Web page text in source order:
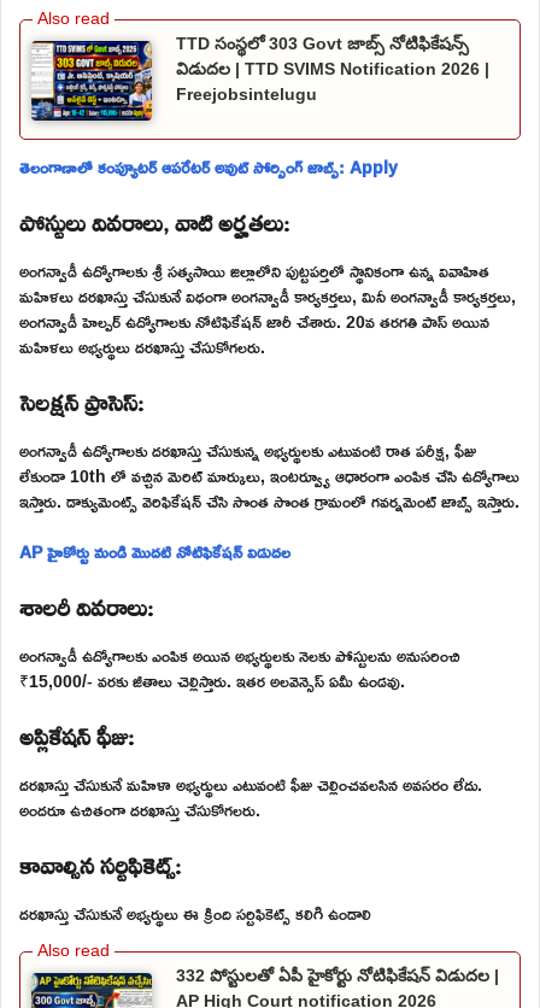
TTD సంస్థలో 303 Govt జాబ్స్ నోటిఫికేషన్స్
విడుదల | TTD SVIMS Notification 2026 |
Freejobsintelugu
తెలంగాణాలో కంప్యూటర్ ఆపరేటర్ అవుట్ సోర్సింగ్ జాబ్స్: Apply
పోస్టులు వివరాలు, వాటి అర్హతలు:
అంగన్వాడీ ఉద్యోగాలకు శ్రీ సత్యసాయి జిల్లాలోని పుట్టపర్తిలో స్థానికంగా ఉన్న వివాహిత
మహిళలు దరఖాస్తు చేసుకునే విధంగా అంగన్వాడీ కార్యకర్తలు, మినీ అంగన్వాడీ కార్యకర్తలు,
అంగన్వాడీ హెల్పర్ ఉద్యోగాలకు నోటిఫికేషన్ జారీ చేశారు. 20వ తరగతి పాస్ అయిన
మహిళలు అభ్యర్థులు దరఖాస్తు చేసుకోగలరు.
సెలక్షన్ ప్రాసెస్:
అంగన్వాడీ ఉద్యోగాలకు దరఖాస్తు చేసుకున్న అభ్యర్థులకు ఎటువంటి రాత పరీక్ష, ఫీజు
లేకుండా 10th లో వచ్చిన మెరిట్ మార్కులు, ఇంటర్వ్యూ ఆధారంగా ఎంపిక చేసి ఉద్యోగాలు
ఇస్తారు. డాక్యుమెంట్స్ వెరిఫికేషన్ చేసి సొంత సొంత గ్రామంలో గవర్నమెంట్ జాబ్స్ ఇస్తారు.
AP హైకోర్టు నుండి మొదటి నోటిఫికేషన్ విడుదల
శాలరీ వివరాలు:
అంగన్వాడీ ఉద్యోగాలకు ఎంపిక అయిన అభ్యర్థులకు నెలకు పోస్టులను అనుసరించి
₹15,000/- వరకు జీతాలు చెల్లిస్తారు. ఇతర అలవెన్సెస్ ఏమీ ఉండవు.
అప్లికేషన్ ఫీజు:
దరఖాస్తు చేసుకునే మహిళా అభ్యర్థులు ఎటువంటి ఫీజు చెల్లించవలసిన అవసరం లేదు.
అందరూ ఉచితంగా దరఖాస్తు చేసుకోగలరు.
కావాల్సిన సర్టిఫికెట్స్:
దరఖాస్తు చేసుకునే అభ్యర్థులు ఈ క్రింది సర్టిఫికెట్స్ కలిగి ఉండాలి
332 పోస్టులతో ఏపీ హైకోర్టు నోటిఫికేషన్ విడుదల |
AP High Court notification 2026